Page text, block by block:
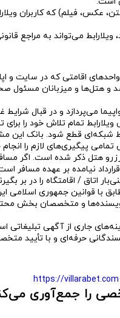
عکس، فیلم) که کاربران
ویلارابط می‌تواند به مراجع
اقامتی که در سایت و
و هتل‌ها و میزبانان مسئول
می‌پردازد و در قبال
تمام تلاش خود را برای
قطع شود. بانک این
تمامی پیگیری‌های لازم را انجام
هتل ذکر شده است. اگر
نیامده بر عهده
اتاق / اقامتگاه را در بر
با قوانین جمهوری
نویسنده‌ها و متخصصان بخش
جاری از آگهی تبلیغاتی
حرفه‌ای و با تأیید
https://villarabet.com
را جمع‌آوری